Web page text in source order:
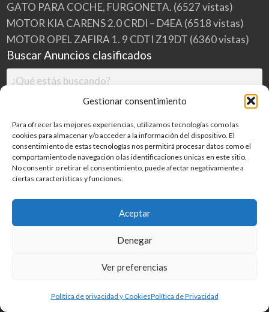
Gestionar consentimiento
Para ofrecer las mejores experiencias, utilizamos tecnologías como las
cookies para almacenar y/o acceder a la información del dispositivo. El
consentimiento de estas tecnologías nos permitirá procesar datos como el
comportamiento de navegación o las identificaciones únicas en este sitio.
No consentir o retirar el consentimiento, puede afectar negativamente a
ciertas características y funciones.
Aceptar
Denegar
Ver preferencias
Política de privacidad y CookiesPolítica de Privacidad
GATO PARA COCHE, FURGONETA. (6527 vistas)
MOTOR KIA CARENS 2.0 CRDI – D4EA (6518 vistas)
MOTOR OPEL ZAFIRA 1. 9 CDTI Z19DT (6360 vistas)
Buscar Anuncios clasificados